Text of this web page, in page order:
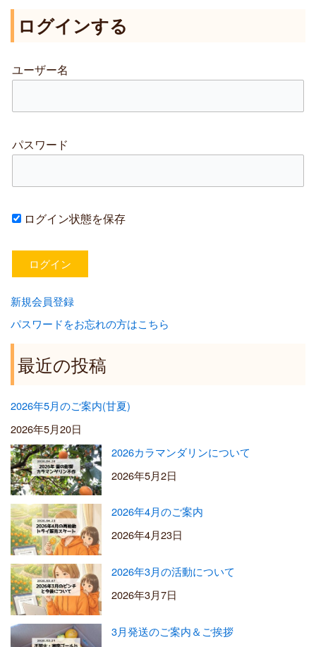
象
ログインする
ユーザー名
パスワード
ログイン状態を保存
新規会員登録
パスワードをお忘れの方はこちら
最近の投稿
2026年5月のご案内(甘夏)
2026年5月20日
2026カラマンダリンについて
2026年5月2日
2026年4月のご案内
2026年4月23日
2026年3月の活動について
2026年3月7日
3月発送のご案内＆ご挨拶